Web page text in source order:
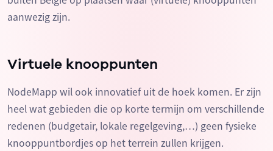
aanwezig zijn.
Virtuele knooppunten
NodeMapp wil ook innovatief uit de hoek komen. Er zijn
heel wat gebieden die op korte termijn om verschillende
redenen (budgetair, lokale regelgeving,…) geen fysieke
knooppuntbordjes op het terrein zullen krijgen.